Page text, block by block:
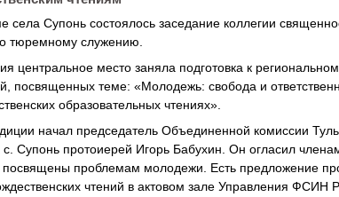
села Супонь состоялось заседание коллегии
тюремному служению.
центральное место заняла подготовка к
посвященных теме: «Молодежь: свобода и
образовательных чтениях».
начал председатель Объединенной комиссии
Супонь протоиерей Игорь Бабухин. Он огласил
посвящены проблемам молодежи. Есть предложение
чтений в актовом зале Управления ФСИН